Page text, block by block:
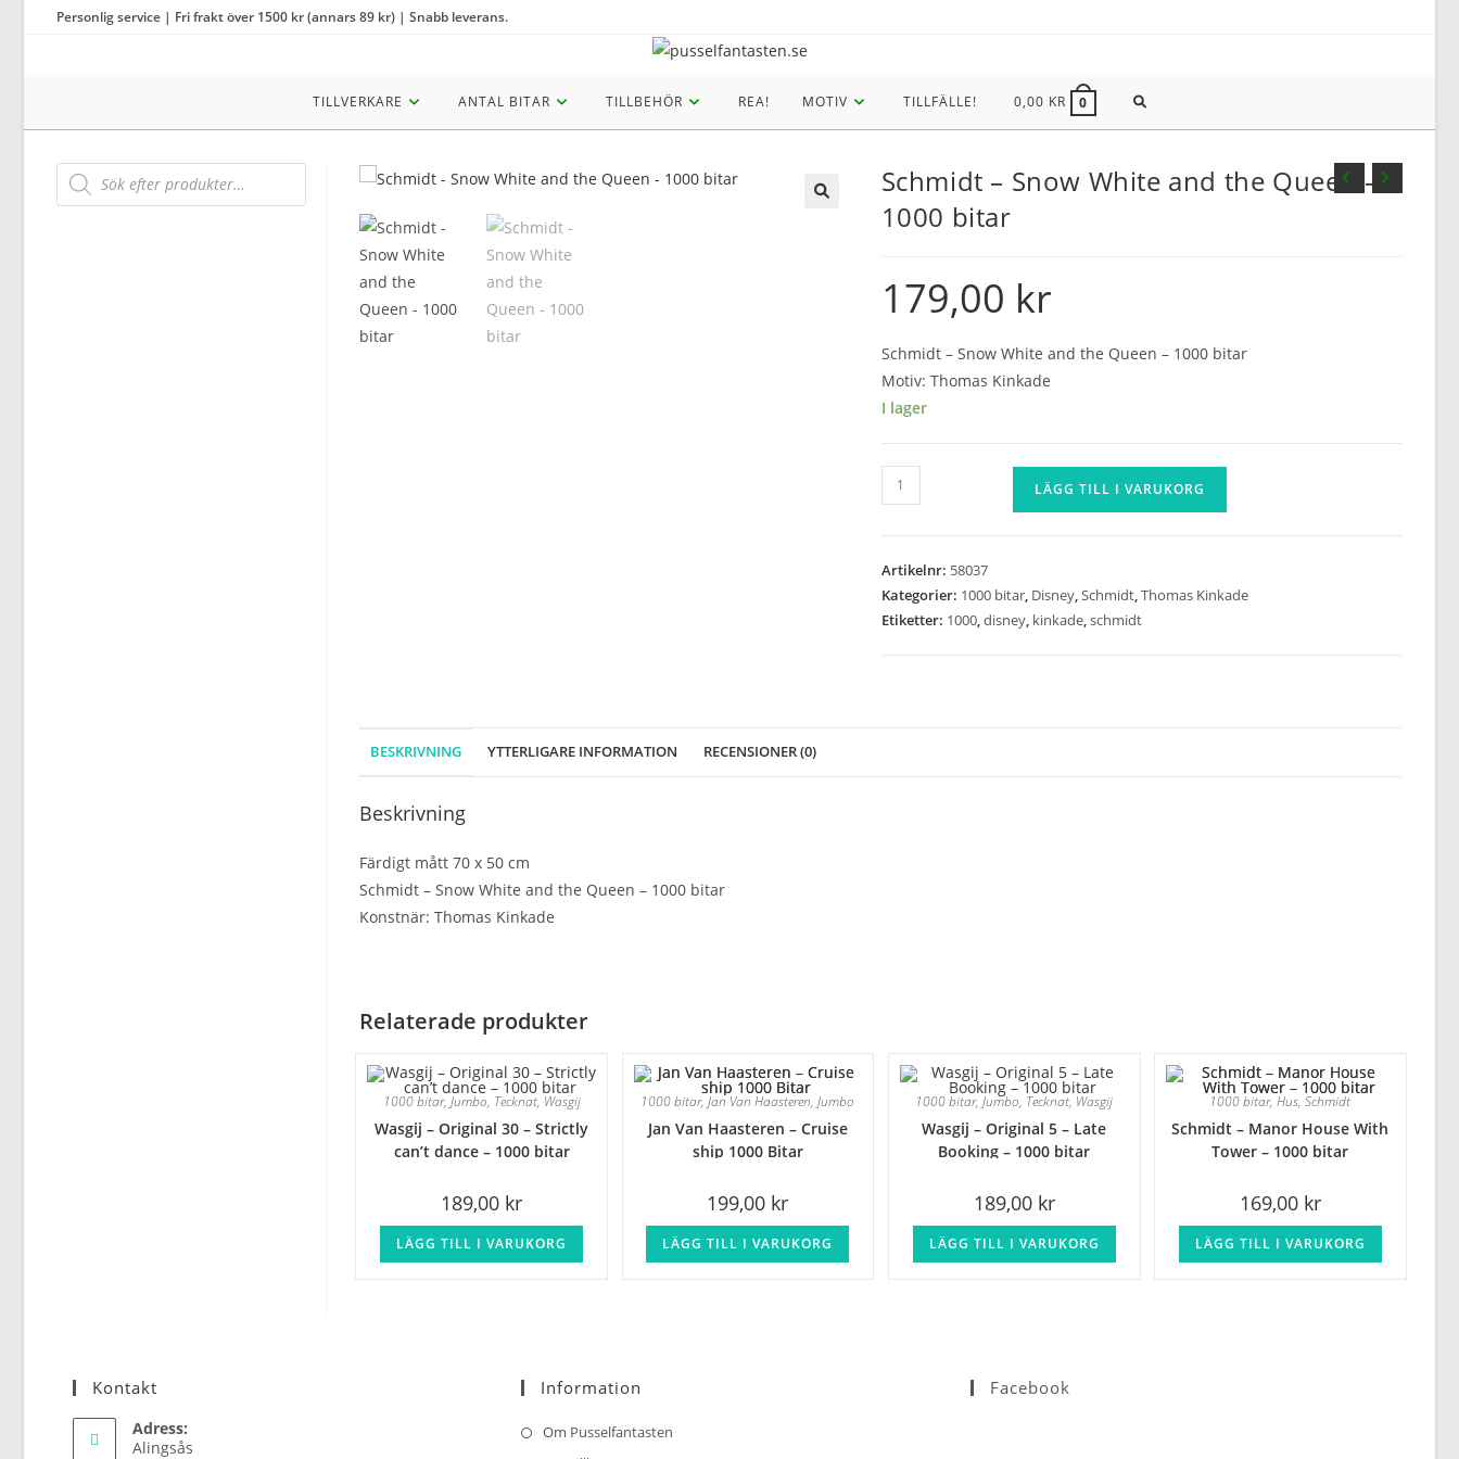
Personlig service | Fri frakt över 1500 kr (annars 89 kr) | Snabb leverans.
TILLVERKARE ANTAL BITAR TILLBEHÖR REA! MOTIV TILLFÄLLE! 0,00 KR 0 SLÅ
Schmidt – Snow White and the Queen –
1000 bitar
179,00 kr
Schmidt – Snow White and the Queen – 1000 bitar
Motiv: Thomas Kinkade
I lager
Schmidt
-
and
the
LÄGG TILL I VARUKORG
Artikelnr: 58037
Kategorier: 1000 bitar, Disney,Schmidt,Thomas Kinkade
Etiketter: 1000,disney, kinkade,schmidt
BESKRIVNING YTTERLIGARE INFORMATION RECENSIONER (0)
Beskrivning
Färdigt mått 70 x 50 cm
Schmidt – Snow White and the Queen – 1000 bitar
Konstnär: Thomas Kinkade
Relaterade produkter
1000 bitar, Jumbo, Tecknat, Wasgij
Wasgij – Original 30 – Strictly
can’t dance – 1000 bitar
189,00 kr
LÄGG TILL I VARUKORG
1000 bitar,Jan Van Haasteren,Jumbo
Jan Van Haasteren – Cruise
ship 1000 Bitar
199,00 kr
LÄGG TILL I VARUKORG
1000 bitar,Jumbo, Tecknat, Wasgij
Wasgij – Original 5 – Late
Booking – 1000 bitar
189,00 kr
LÄGG TILL I VARUKORG
1000 bitar,Hus,Schmidt
Schmidt – Manor House With
Tower – 1000 bitar
169,00 kr
LÄGG TILL I VARUKORG
Products
search
Kontakt
Adress:
Alingsås
Information
Om Pusselfantasten
Facebook